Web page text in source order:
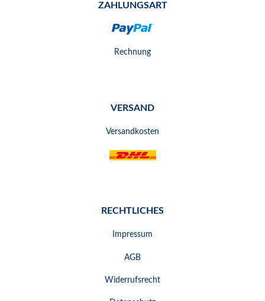
ZAHLUNGSART
Rechnung
VERSAND
Versandkosten
RECHTLICHES
Impressum
AGB
Widerrufsrecht